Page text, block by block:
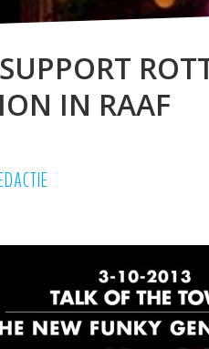
IN RAAF